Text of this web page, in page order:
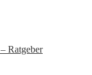
Ratgeber